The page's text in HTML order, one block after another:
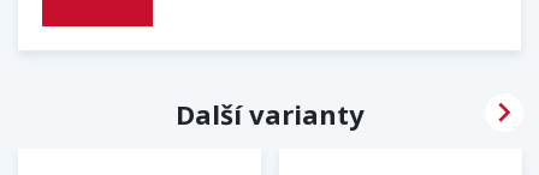
Další varianty 